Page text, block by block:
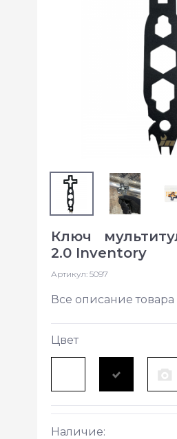
Ключ
2.0 Inventory
Артикул: 5097
Все описание товара
Цвет
Наличие: